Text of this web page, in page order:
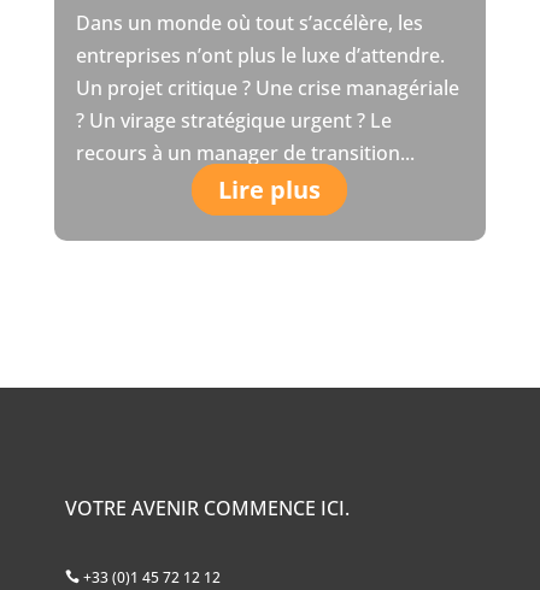
Dans un monde où tout s’accélère, les
entreprises n’ont plus le luxe d’attendre.
Un projet critique ? Une crise managériale
? Un virage stratégique urgent ? Le
recours à un manager de transition...
Lire plus
VOTRE AVENIR COMMENCE ICI.
+33 (0)1 45 72 12 12